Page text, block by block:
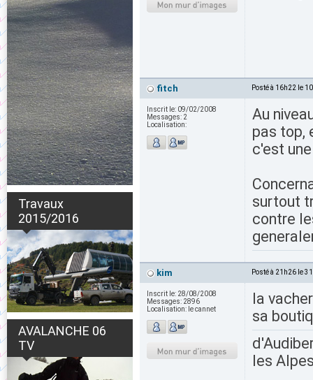
Travaux
2015/2016
AVALANCHE 06
TV
fitch Posté à 16h22 le
Inscrit le: 09/02/2008
Messages: 2
Localisation:
Au
pas top,
c'est
surtout
contre
kim Posté à 21h26 le
Inscrit le: 28/08/2008
Messages: 2896
Localisation: le cannet
la
sa
les